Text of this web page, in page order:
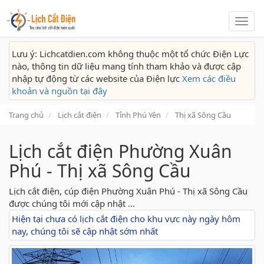
Lịch
cắt
Lưu ý: Lichcatdien.com không thuộc một tổ chức Điện Lực
nào, thông tin dữ liệu mang tính tham khảo và được cập
nhập tự động từ các website của Điện lực Xem các điều
khoản và nguồn tại đây
Trang chủ Lịch cắt điện Tỉnh Phú Yên Thị xã Sông Cầu
Lịch cắt điện Phường Xuân
Phú - Thị xã Sông Cầu
Lịch cắt điện, cúp điện Phường Xuân Phú - Thị xã Sông Cầu
được chúng tôi mới cập nhật ...
Hiện tại chưa có lịch cắt điện cho khu vực này ngày hôm
nay, chúng tôi sẽ cập nhật sớm nhất